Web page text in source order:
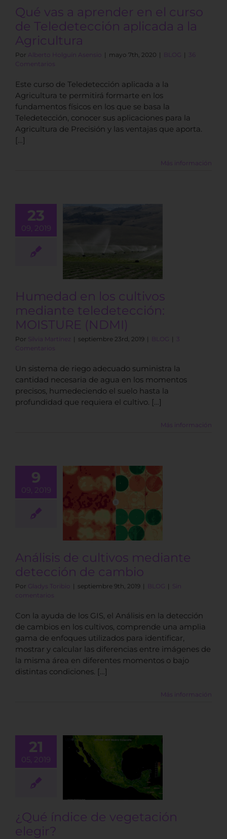
BLOGQué vas a aprender en el curso
de Teledetección aplicada a la
Agricultura
Por Alberto Holguín Asensio | mayo 7th, 2020 | BLOG |
36
Comentarios
Este curso de Teledetección aplicada a la
Agricultura te permitirá formarte en los
fundamentos físicos en los que se basa la
Teledetección, conocer sus aplicaciones para la
Agricultura de Precisión y las ventajas que aporta.
[…]
Más información
23
09, 2019
en los
Humedad en los cultivos
mediante teledetección:
MOISTURE (NDMI)
Por Silvia Martínez | septiembre 23rd, 2019 | BLOG |
3
Comentarios
Un sistema de riego adecuado suministra la
cantidad necesaria de agua en los momentos
precisos, humedeciendo el suelo hasta la
profundidad que requiera el cultivo. […]
Más información
9
09, 2019
de
de
Análisis de cultivos mediante
detección de cambio
Por Gladys Toribio | septiembre 9th, 2019 | BLOG | Sin
comentarios
Con la ayuda de los GIS, el Análisis en la detección
de cambios en los cultivos, comprende una amplia
gama de enfoques utilizados para identificar,
mostrar y calcular las diferencias entre imágenes de
la misma área en diferentes momentos o bajo
distintas condiciones. […]
Más información
21
05, 2019
índice de
¿Qué índice de vegetación
elegir?